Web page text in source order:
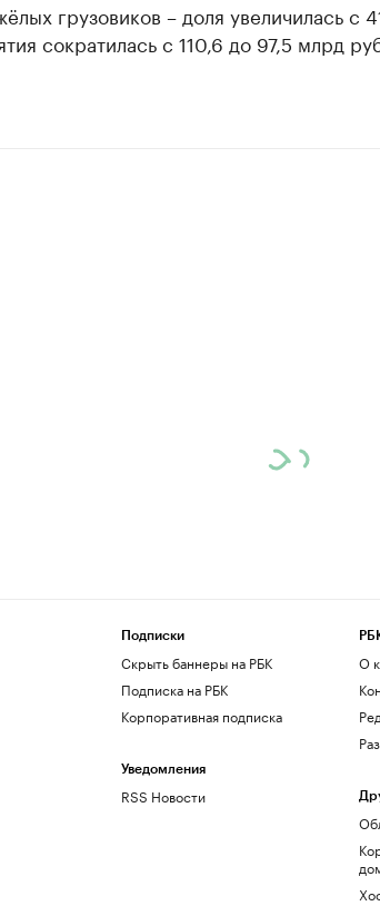
грузовиков – доля увеличилась с
сократилась с 110,6 до 97,5 млрд
Подписки
Скрыть баннеры на РБК
Подписка на РБК
Корпоративная подписка
Уведомления
RSS Новости
О